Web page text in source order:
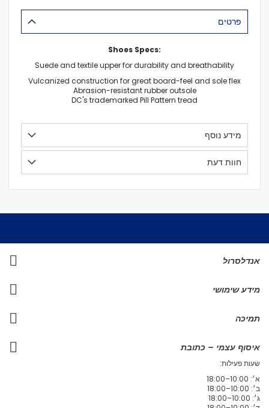
פרטים
Shoes Specs:
Suede and textile upper for durability and breathability
Vulcanized construction for great board-feel and sole flex
Abrasion-resistant rubber outsole
DC's trademarked Pill Pattern tread
מידע נוסף
חוות דעת
אנדלסרול
מידע שימושי
תמיכה
איסוף עצמי – כתובת
שעות פעילות:
א׳: 10:00–18:00
ב׳: 10:00–18:00
ג׳: 10:00–18:00